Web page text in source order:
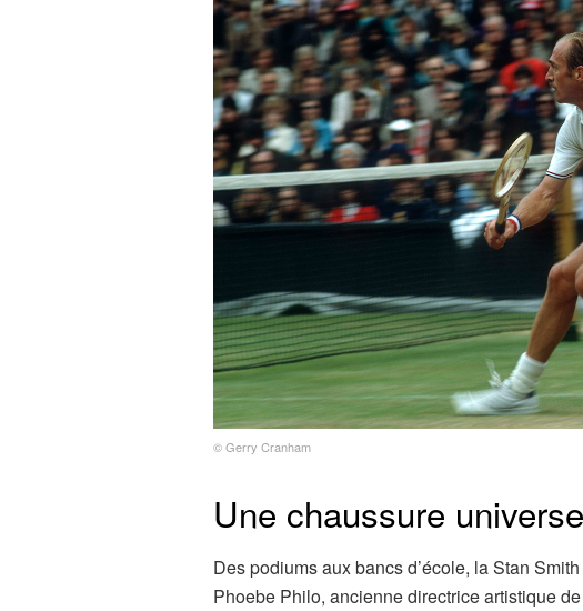
© Gerry Cranham
Une chaussure
Des podiums aux bancs d’école, la Stan
Phoebe Philo, ancienne directrice artistique